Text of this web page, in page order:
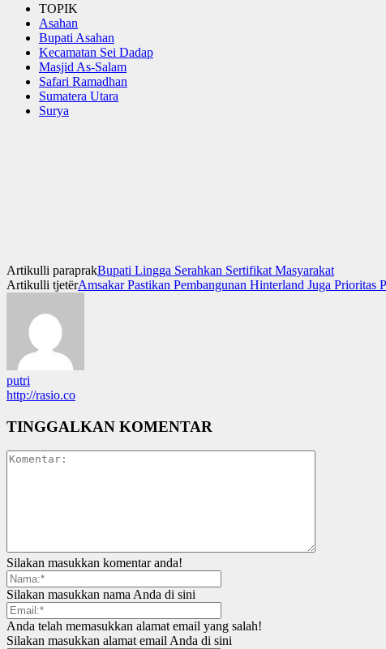
TOPIK
Asahan
Bupati Asahan
Kecamatan Sei Dadap
Masjid As-Salam
Safari Ramadhan
Sumatera Utara
Surya
Artikulli paraprakBupati Lingga Serahkan Sertifikat Masyarakat
Artikulli tjetërAmsakar Pastikan Pembangunan Hinterland Juga Prioritas
putri
http://rasio.co
TINGGALKAN KOMENTAR
Silakan masukkan komentar anda!
Silakan masukkan nama Anda di sini
Anda telah memasukkan alamat email yang salah!
Silakan masukkan alamat email Anda di sini